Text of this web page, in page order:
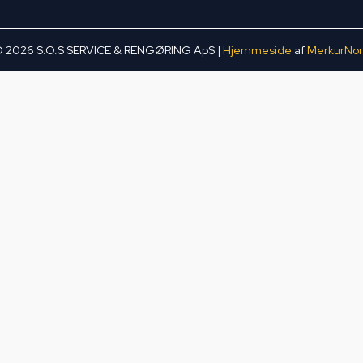
S.O.S SERVICE & RENGØRING ApS | Hjemmeside af